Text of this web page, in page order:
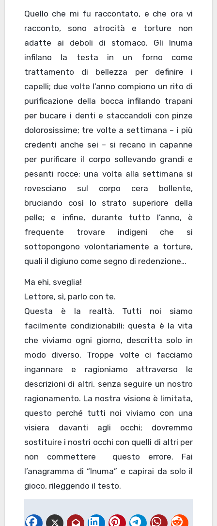
Quello che mi fu raccontato, e che ora vi
racconto, sono atrocità e torture non
adatte ai deboli di stomaco. Gli Inuma
infilano la testa in un forno come
trattamento di bellezza per definire i
capelli; due volte l’anno compiono un rito di
purificazione della bocca infilando trapani
per bucare i denti e staccandoli con pinze
dolorosissime; tre volte a settimana – i più
credenti anche sei – si recano in capanne
per purificare il corpo sollevando grandi e
pesanti rocce; una volta alla settimana si
rovesciano sul corpo cera bollente,
bruciando così lo strato superiore della
pelle; e infine, durante tutto l’anno, è
frequente trovare indigeni che si
sottopongono volontariamente a torture,
quali il digiuno come segno di redenzione…
Ma ehi, sveglia!
Lettore, sì, parlo con te.
Questa è la realtà. Tutti noi siamo
facilmente condizionabili: questa è la vita
che viviamo ogni giorno, descritta solo in
modo diverso. Troppe volte ci facciamo
ingannare e ragioniamo attraverso le
descrizioni di altri, senza seguire un nostro
ragionamento. La nostra visione è limitata,
questo perché tutti noi viviamo con una
visiera davanti agli occhi; dovremmo
sostituire i nostri occhi con quelli di altri per
non commettere questo errore. Fai
l’anagramma di “Inuma” e capirai da solo il
gioco, rileggendo il testo.